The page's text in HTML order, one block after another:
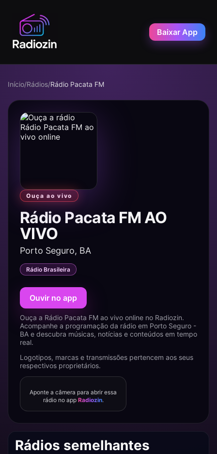
Baixar App
Início/Rádios/Rádio Pacata FM
Ouça ao vivo
Rádio Pacata FM AO
VIVO
Porto Seguro, BA
Rádio Brasileira
Ouvir no app
Ouça a Rádio Pacata FM ao vivo online no Radiozin.
Acompanhe a programação da rádio em Porto Seguro -
BA e descubra músicas, notícias e conteúdos em tempo
real.
Logotipos, marcas e transmissões pertencem aos seus
respectivos proprietários.
Aponte a câmera para abrir essa
rádio no app Radiozin.
Rádios semelhantes